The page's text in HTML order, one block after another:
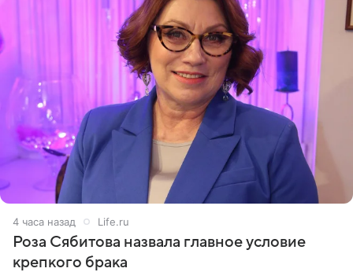
4 часа назад Life.ru
Роза Сябитова назвала главное условие
крепкого брака